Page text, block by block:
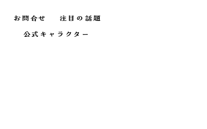
お問合せ
注目の話題
公式キャラクター